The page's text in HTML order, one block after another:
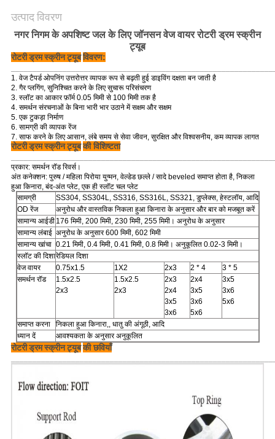
उत्पाद विवरण
नगर निगम के अपशिष्ट जल के लिए जॉनसन वेज वायर रोटरी ड्रम स्क्रीन
ट्यूब
रोटरी ड्रम स्क्रीन ट्यूबविवरण:
1. वेज टैपर्ड ओपनिंग उत्तरोत्तर व्यापक रूप से बढ़ती हुई डाइविंग दक्षता बन जाती है
2. गैर प्लगिंग, सुनिश्चित करने के लिए सुचारू परिसंचरण
3. स्लॉट का आकार फ़ॉर्म 0.05 मिमी से 100 मिमी तक है
4. समर्थन संरचनाओं के बिना भारी भार उठाने में सक्षम और सक्षम
5. एक टुकड़ा निर्माण
6. सामग्री की व्यापक रेंज
7. साफ करने के लिए आसान, लंबे समय से सेवा जीवन, सुरक्षित और विश्वसनीय, कम व्यापक लागत
रोटरी ड्रम स्क्रीन ट्यूबकी विशिष्टता
प्रकार: समर्थन रॉड रिवर्स।
अंत कनेक्शन: पुरुष / महिला पिरोया युग्मन, वेल्डेड छल्ले / सादे beveled समाप्त होता है, निकला
हुआ किनारा, बंद-अंत प्लेट, एक ही स्लॉट चल प्लेट
सामग्री
SS304, SS304L, SS316, SS316L, SS321, डुप्लेक्स, हेस्टलॉय, आदि
OD रेंज
अनुरोध और वास्तविक निकला हुआ किनारा के अनुसार और बार को मजबूत करें
सामान्य आईडी 176 मिमी, 200 मिमी, 230 मिमी, 255 मिमी। अनुरोध के अनुसार
सामान्य लंबाई अनुरोध के अनुसार 600 मिमी, 602 मिमी
सामान्य खांचा 0.21 मिमी, 0.4 मिमी, 0.41 मिमी, 0.8 मिमी। अनुकूलित 0.02-3 मिमी।
स्लॉट की दिशारेडियल दिशा
वेज वायर
0.75x1.5 1X2 2x3 2 * 4
3 * 5
समर्थन रॉड
1.5x2.5
2x3
1.5x2.5
2x3
2x3
2x4
3x5
3x6
2x4
3x5
3x6
5x6
3x5
3x6
5x6
समाप्त करना
निकला हुआ किनारा,, धातु की अंगूठी, आदि
ध्यान दें
आवश्यकता के अनुसार अनुकूलित
रोटरी ड्रम स्क्रीन ट्यूबकी छवियाँ